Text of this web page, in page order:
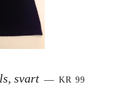
svart — SALGSPRIS
KR 99